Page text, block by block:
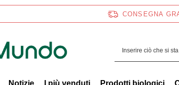
CONSEGNA
Notizie I più venduti Prodotti biologici